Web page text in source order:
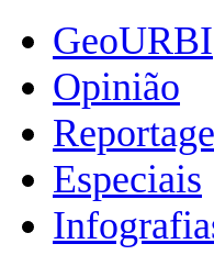
GeoURBI
Opinião
Especiais